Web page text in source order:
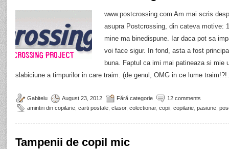
www.postcrossing.com Am mai scris
asupra Postcrossing, din cateva motive:
mine ma binedispune. Iar daca pot sa
voi face sigur. In fond, asta a fost
buna. Faptul ca imi mai patineaza si mie
slabiciune a timpurilor in care traim. (de genul, OMG in ce lume
Gabitelu August 23, 2012 Fără categorie
12 comments
amintiri din copilarie carti postale clasor, colectionar, copii copilarie pasiune
Tampenii de copil mic